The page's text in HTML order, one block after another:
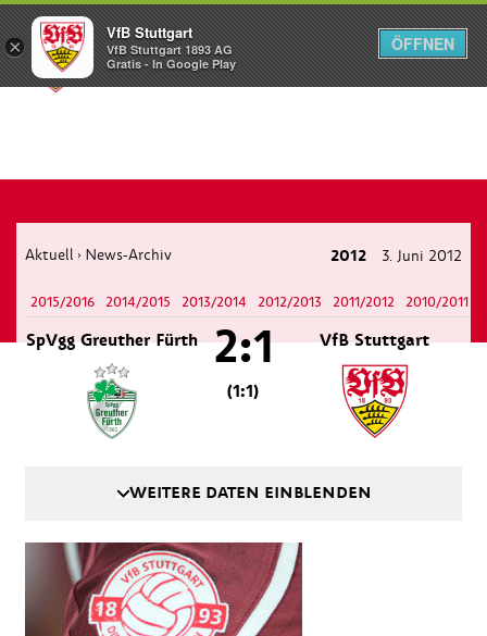
Menü
Aktuell › News-Archiv 2012 3. Juni 2012
2015/2016 2014/2015 2013/2014 2012/2013 2011/2012 2010/2011
SpVgg Greuther Fürth VfB Stuttgart
2:1
(1:1)
WEITERE DATEN EINBLENDEN
×
VfB Stuttgart
VfB Stuttgart 1893 AG
Gratis - In Google Play
ÖFFNEN